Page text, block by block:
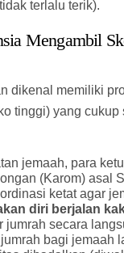
ketat agar
jumrah secara
bagi jemaah
dibadalkan
lebih muda atau
prima.
Warga
yang dilaporkan
Sumenep)
dan
membuat para
jemaah